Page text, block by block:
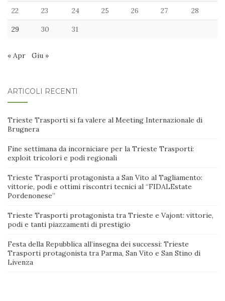
22 23 24 25 26 27 28
29 30 31
« Apr Giu »
ARTICOLI RECENTI
Trieste Trasporti si fa valere al Meeting Internazionale di
Brugnera
Fine settimana da incorniciare per la Trieste Trasporti:
exploit tricolori e podi regionali
Trieste Trasporti protagonista a San Vito al Tagliamento:
vittorie, podi e ottimi riscontri tecnici al “FIDALEstate
Pordenonese”
Trieste Trasporti protagonista tra Trieste e Vajont: vittorie,
podi e tanti piazzamenti di prestigio
Festa della Repubblica all’insegna dei successi: Trieste
Trasporti protagonista tra Parma, San Vito e San Stino di
Livenza